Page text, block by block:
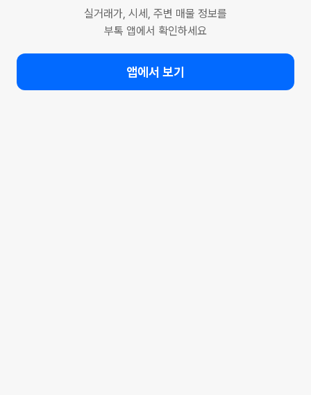
실거래가, 시세, 주변 매물 정보를
부톡 앱에서 확인하세요
앱에서 보기